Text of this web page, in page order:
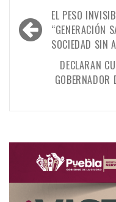
Navegación
de
entradas
EL PESO
“GENERACIÓN
SOCIEDAD SIN
DECLARAN
GOBERNADOR